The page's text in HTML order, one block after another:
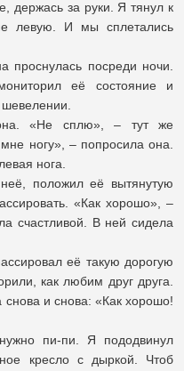
держась за руки. Я тянул к
левую. И мы сплетались
посреди ночи.
её состояние и
«Не сплю», – тут же
ногу», – попросила она.
нога.
положил её вытянутую
«Как хорошо», –
счастливой. В ней сидела
её такую дорогую
как любим друг друга.
и снова: «Как хорошо!
пи-пи. Я пододвинул
кресло с дыркой. Чтоб